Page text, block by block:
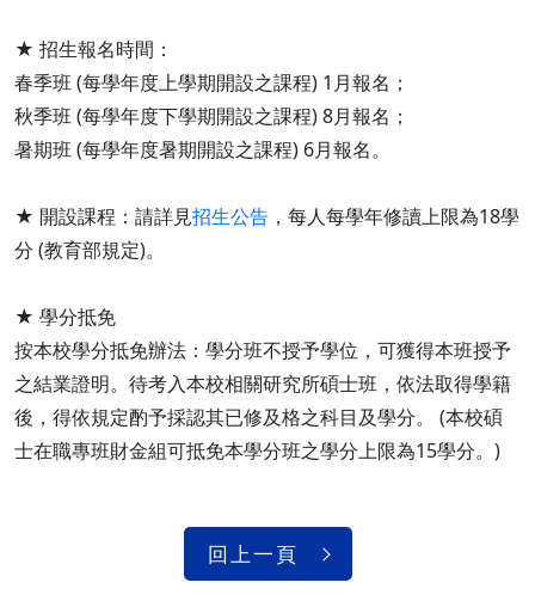
★ 招生報名時間：
春季班 (每學年度上學期開設之課程) 1月報名；
秋季班 (每學年度下學期開設之課程) 8月報名；
暑期班 (每學年度暑期開設之課程) 6月報名。
★ 開設課程：請詳見招生公告 ，每人每學年修讀上限為18學
分 (教育部規定)。
★ 學分抵免
按本校學分抵免辦法：學分班不授予學位，可獲得本班授予
之結業證明。待考入本校相關研究所碩士班，依法取得學籍
後，得依規定酌予採認其已修及格之科目及學分。 (本校碩
士在職專班財金組可抵免本學分班之學分上限為15學分。)
回上一頁